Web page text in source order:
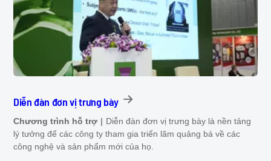
Diễn đàn đơn vị trưng bày
Chương trình hỗ trợ
Diễn đàn đơn vị trưng bày là nền tảng
lý tưởng để các công ty tham gia triển lãm quảng bá về các
công nghệ và sản phẩm mới của họ.